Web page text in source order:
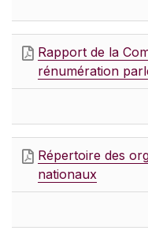
Rapport de la
rénumération
Répertoire des
nationaux